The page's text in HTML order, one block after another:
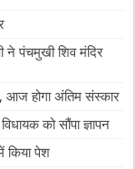
ने पंचमुखी शिव मंदिर
आज होगा अंतिम संस्कार
को सौंपा ज्ञापन
किया पेश